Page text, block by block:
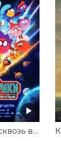
Смешарики сквозь вселенные